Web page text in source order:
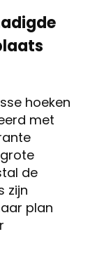
hoeken
met
de
zijn
plan